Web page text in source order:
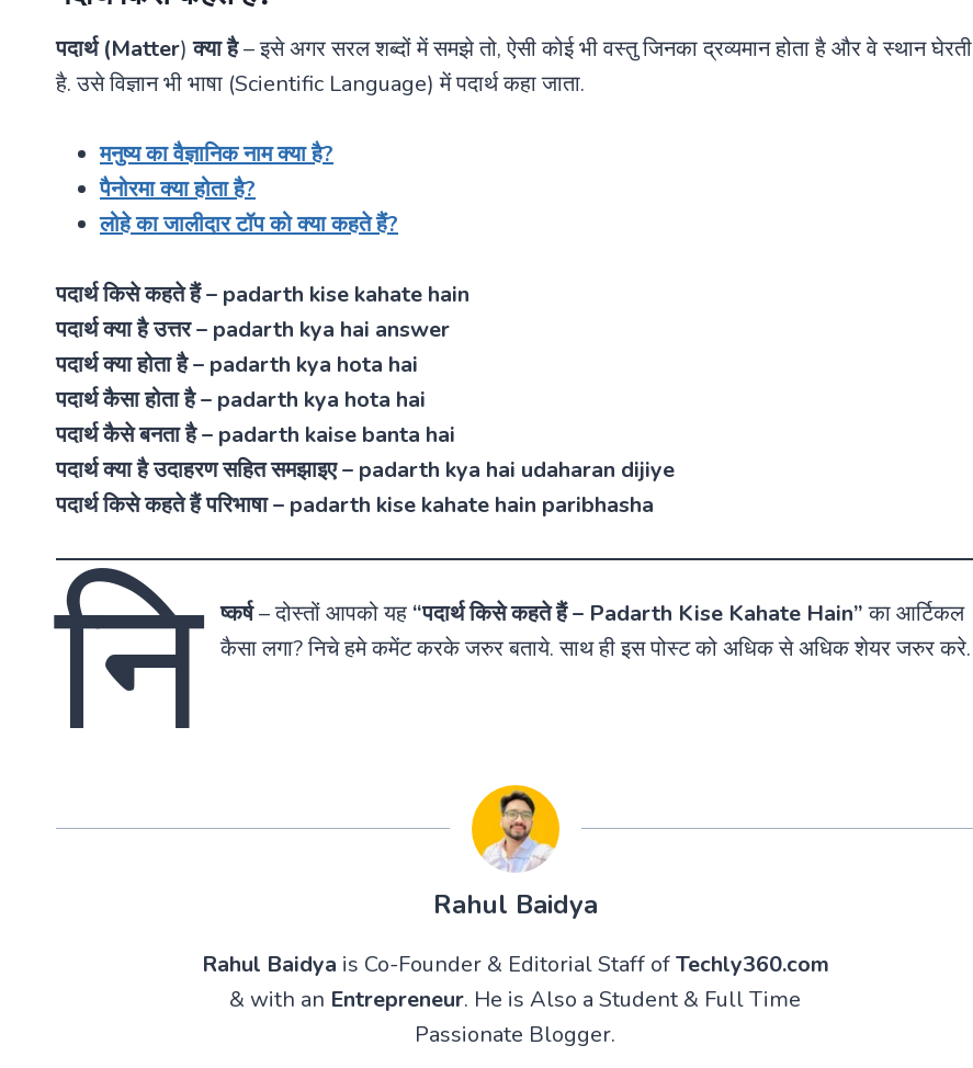
पदार्थ (Matter) क्या है– इसे अगर सरल शब्दों में समझे तो, ऐसी कोई भी वस्तु जिनका द्रव्यमान होता है और वे स्थान घेरती
है. उसे विज्ञान भी भाषा (Scientific Language) में पदार्थ कहा जाता.
मनुष्य का वैज्ञानिक नाम क्या है?
पैनोरमा क्या होता है?
लोहे का जालीदार टॉप को क्या कहते हैं?
पदार्थ किसे कहते हैं – padarth kise kahate hain
पदार्थ क्या है उत्तर – padarth kya hai answer
पदार्थ क्या होता है – padarth kya hota hai
पदार्थ कैसा होता है – padarth kya hota hai
पदार्थ कैसे बनता है – padarth kaise banta hai
पदार्थ क्या है उदाहरण सहित समझाइए – padarth kya hai udaharan dijiye
पदार्थ किसे कहते हैं परिभाषा – padarth kise kahate hain paribhasha
नि ष्कर्ष–दोस्तों आपको यह“पदार्थ किसे कहते हैं– Padarth Kise Kahate Hain”का आर्टिकल
कैसा लगा? निचे हमे कमेंट करके जरुर बताये. साथ ही इस पोस्ट को अधिक से अधिक शेयर जरुर करे.
Rahul Baidya
Rahul Baidya is Co-Founder & Editorial Staff ofTechly360.com
& with an Entrepreneur. He is Also a Student & Full Time
Passionate Blogger.